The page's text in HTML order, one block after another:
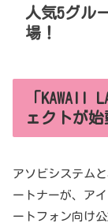
人気5グル
場！
「KAWAII
ェクトが始
アソビシステム
ートナーが、ア
ートフォン向け